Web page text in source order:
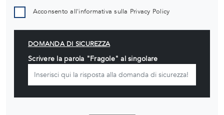
Acconsento all'informativa sulla Privacy Policy
DOMANDA DI SICUREZZA
Scrivere la parola "Fragole" al singolare